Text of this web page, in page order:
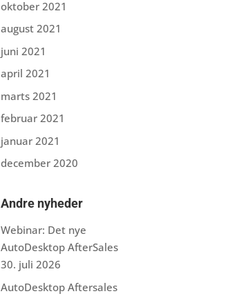
oktober 2021
august 2021
juni 2021
april 2021
marts 2021
februar 2021
januar 2021
december 2020
Andre nyheder
Webinar: Det nye
AutoDesktop AfterSales
30. juli 2026
AutoDesktop Aftersales